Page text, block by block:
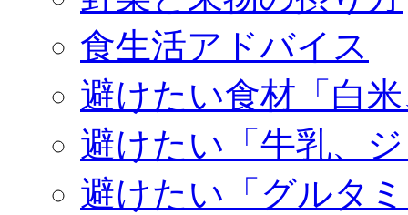
食生活アドバイス
避けたい食材「白
避けたい「牛乳、
避けたい「グルタ